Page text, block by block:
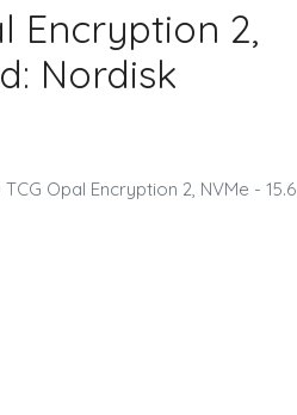
Encryption 2,
Nordisk
Opal Encryption 2, NVMe - 15.6